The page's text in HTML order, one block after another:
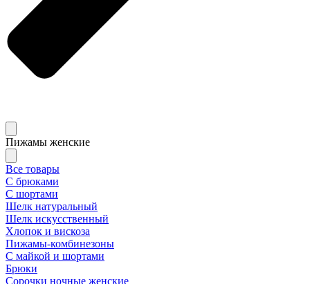
Пижамы женские
Все товары
С брюками
С шортами
Шелк натуральный
Шелк искусственный
Хлопок и вискоза
Пижамы-комбинезоны
С майкой и шортами
Брюки
Сорочки ночные женские